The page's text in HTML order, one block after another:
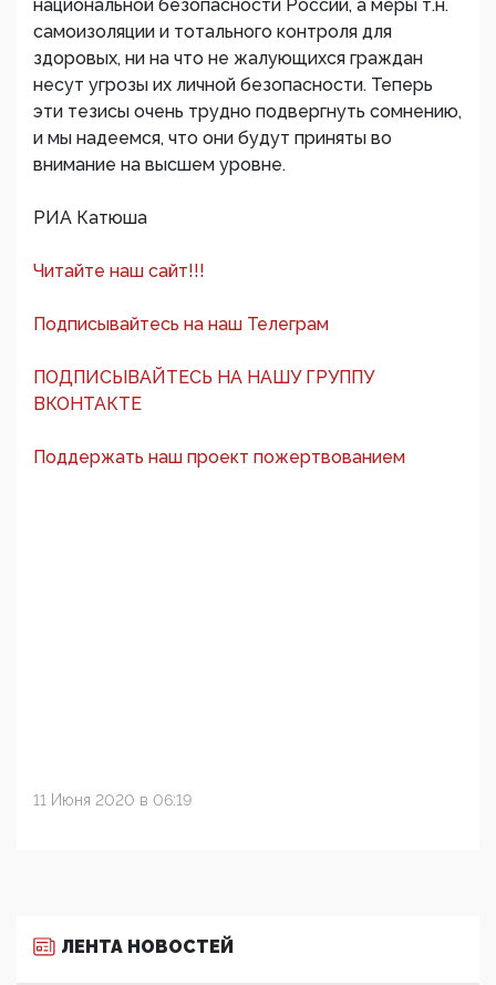
национальной безопасности России, а меры т.н.
самоизоляции и тотального контроля для
здоровых, ни на что не жалующихся граждан
несут угрозы их личной безопасности. Теперь
эти тезисы очень трудно подвергнуть сомнению,
и мы надеемся, что они будут приняты во
внимание на высшем уровне.
РИА Катюша
Читайте наш сайт!!!
Подписывайтесь на наш Телеграм
ПОДПИСЫВАЙТЕСЬ НА НАШУ ГРУППУ
ВКОНТАКТЕ
Поддержать наш проект пожертвованием
11 Июня 2020 в 06:19
ЛЕНТА НОВОСТЕЙ